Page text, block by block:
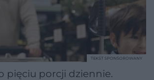
pięciu porcji dziennie.
TEKST SPONSOROWANY